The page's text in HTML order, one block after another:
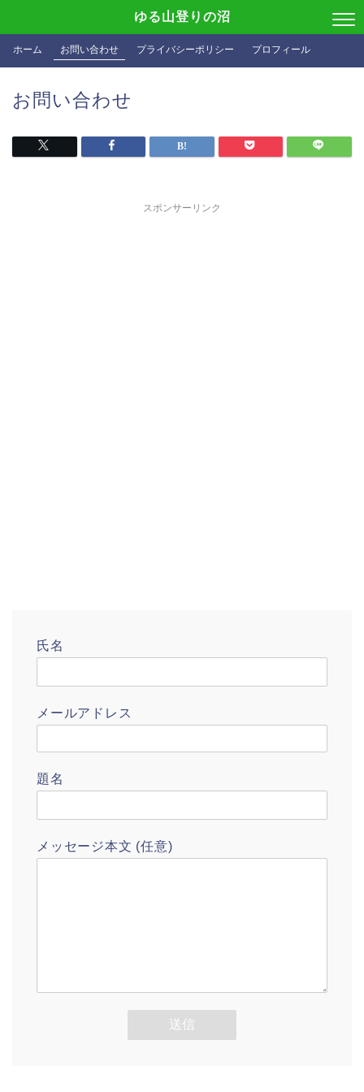
ゆる山登りの沼
ホーム お問い合わせ プライバシーポリシー プロフィール
お問い合わせ
スポンサーリンク
氏名
メールアドレス
題名
メッセージ本文 (任意)